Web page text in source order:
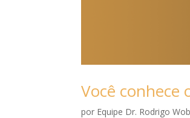
Você conhece
por Equipe Dr. Rodrigo